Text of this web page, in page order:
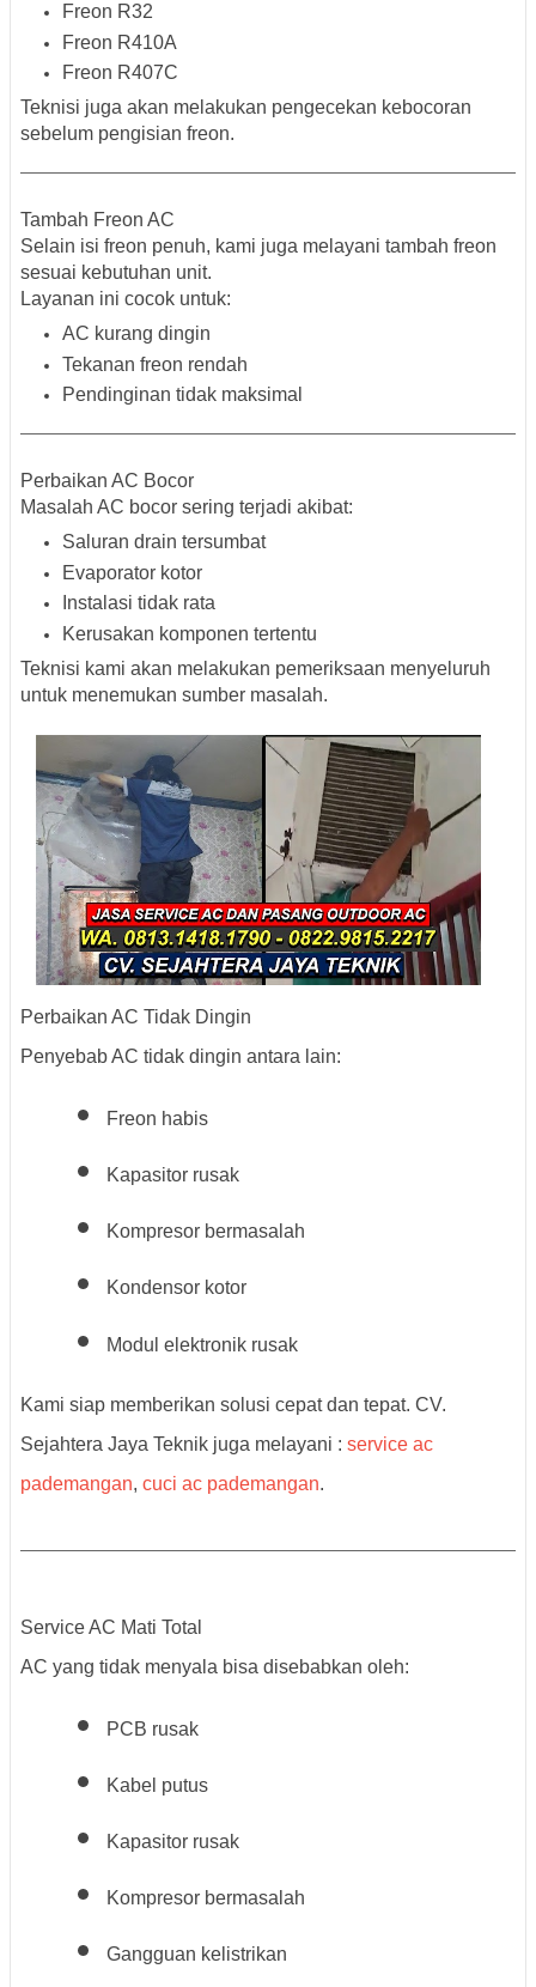
Freon R32
Freon R410A
Freon R407C
Teknisi juga akan melakukan pengecekan kebocoran
sebelum pengisian freon.
Tambah Freon AC
Selain isi freon penuh, kami juga melayani tambah freon
sesuai kebutuhan unit.
Layanan ini cocok untuk:
AC kurang dingin
Tekanan freon rendah
Pendinginan tidak maksimal
Perbaikan AC Bocor
Masalah AC bocor sering terjadi akibat:
Saluran drain tersumbat
Evaporator kotor
Instalasi tidak rata
Kerusakan komponen tertentu
Teknisi kami akan melakukan pemeriksaan menyeluruh
untuk menemukan sumber masalah.
Perbaikan AC Tidak Dingin
Penyebab AC tidak dingin antara lain:
Freon habis
Kapasitor rusak
Kompresor bermasalah
Kondensor kotor
Modul elektronik rusak
Kami siap memberikan solusi cepat dan tepat. CV.
Sejahtera Jaya Teknik juga melayani : service ac
pademangan, cuci ac pademangan.
Service AC Mati Total
AC yang tidak menyala bisa disebabkan oleh:
PCB rusak
Kabel putus
Kapasitor rusak
Kompresor bermasalah
Gangguan kelistrikan